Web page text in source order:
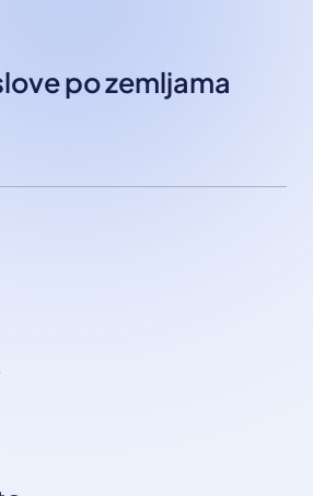
po zemljama